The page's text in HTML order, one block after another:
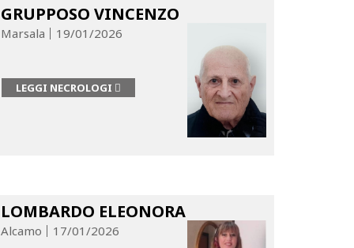
GRUPPOSO VINCENZO
Marsala 19/01/2026
LEGGI NECROLOGI
LOMBARDO ELEONORA
Alcamo 17/01/2026